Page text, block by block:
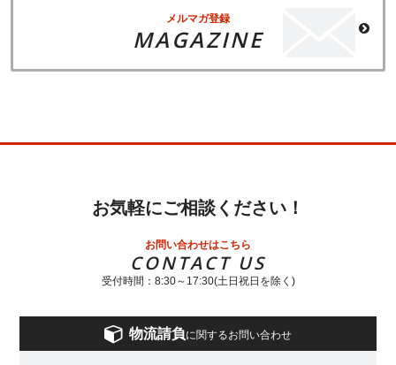
メルマガ登録
MAGAZINE
お気軽にご相談ください！
お問い合わせはこちら
CONTACT US
受付時間：8:30～17:30(土日祝日を除く)
物流請負に関するお問い合わせ